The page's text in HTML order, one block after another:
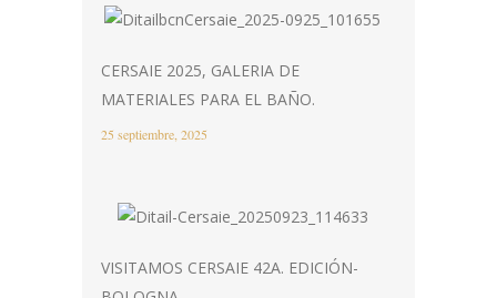
CERSAIE 2025, GALERIA DE
MATERIALES PARA EL BAÑO.
25 septiembre, 2025
VISITAMOS CERSAIE 42A. EDICIÓN-